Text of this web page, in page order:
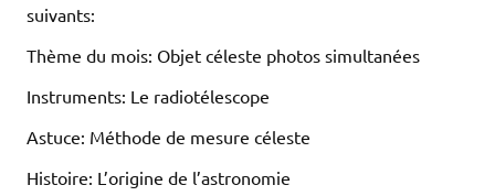
suivants:
Thème du mois: Objet céleste photos simultanées
Instruments: Le radiotélescope
Astuce: Méthode de mesure céleste
Histoire: L’origine de l’astronomie